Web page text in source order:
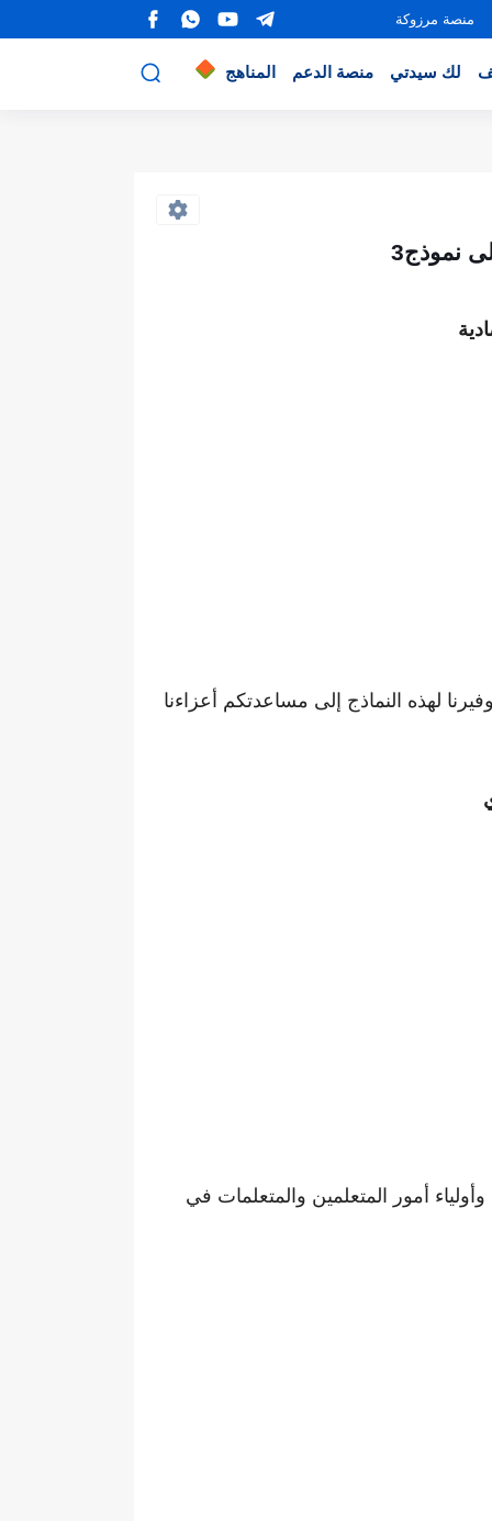
منصة مرزوكة
لك سيدتي منصة الدعم المناهج
نموذج3
لهذه النماذج إلى مساعدتكم أعزاءنا
أمور المتعلمين والمتعلمات في